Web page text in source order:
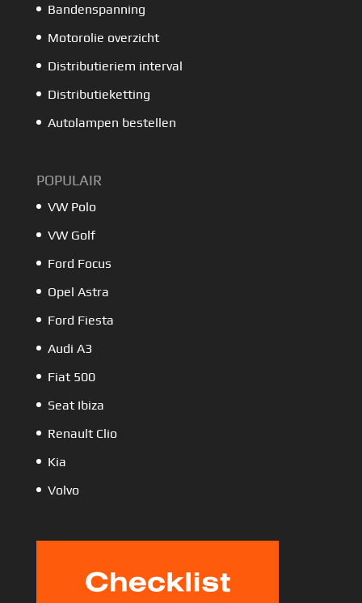
Bandenspanning
Motorolie overzicht
Distributieriem interval
Distributieketting
Autolampen bestellen
POPULAIR
VW Polo
VW Golf
Ford Focus
Opel Astra
Ford Fiesta
Audi A3
Fiat 500
Seat Ibiza
Renault Clio
Kia
Volvo